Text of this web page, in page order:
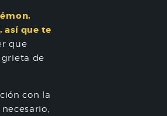
así que te
que
grieta de
con la